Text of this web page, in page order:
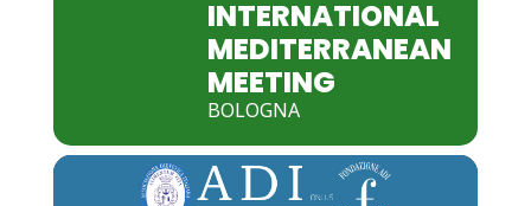
INTERNATIONAL
MEDITERRANEAN
MEETING
BOLOGNA